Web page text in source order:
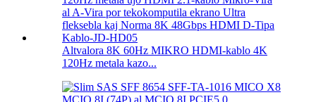
Altvalora 8K 60Hz MIKRO HDMI-kablo 4K
120Hz metala kazo...